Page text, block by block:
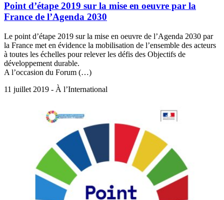
Point d’étape 2019 sur la mise en oeuvre par la
France de l’Agenda 2030
Le point d’étape 2019 sur la mise en oeuvre de l’Agenda 2030 par
la France met en évidence la mobilisation de l’ensemble des acteurs
à toutes les échelles pour relever les défis des Objectifs de
développement durable.
A l’occasion du Forum (…)
11 juillet 2019 - À l’International